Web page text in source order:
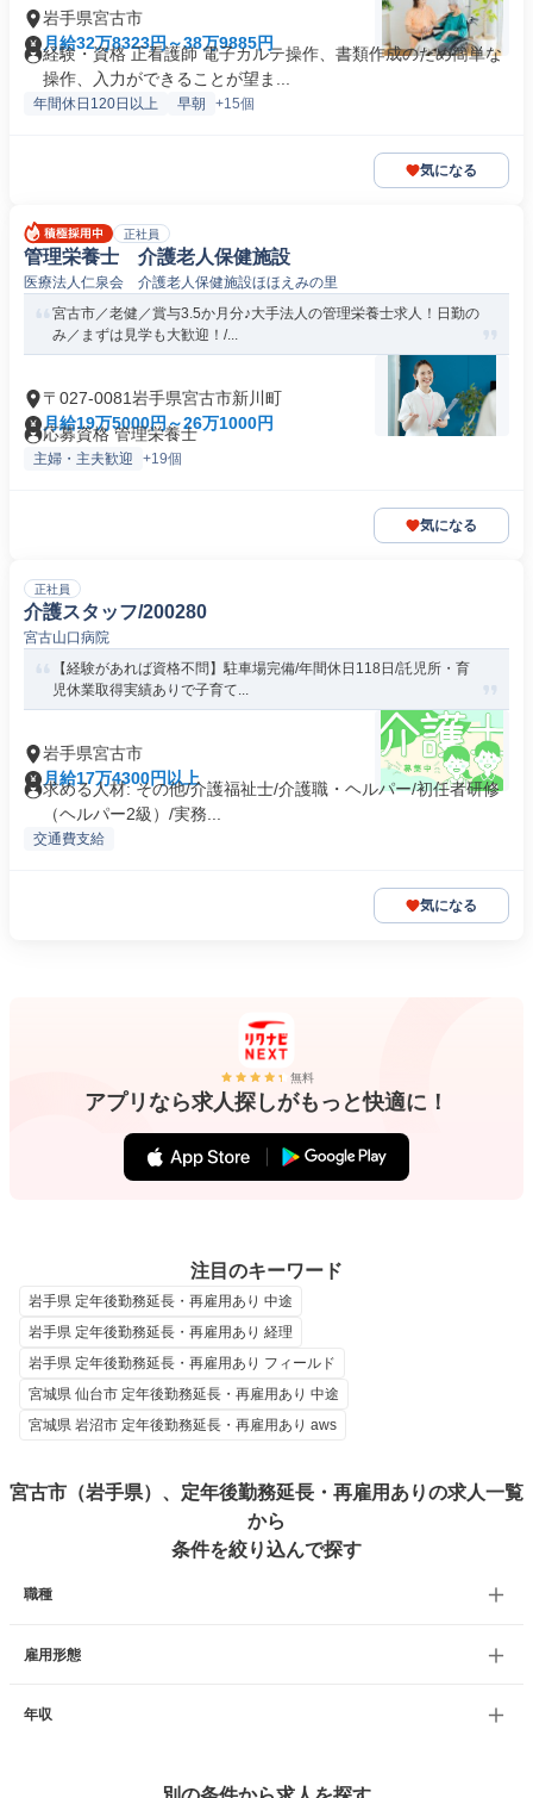
岩手県宮古市
月給32万8323円～38万9885円
経験・資格 正看護師 電子カルテ操作、書類作成のため簡単な
操作、入力ができることが望ま...
年間休日120日以上 早朝 +15個
気になる
正社員
管理栄養士 介護老人保健施設
医療法人仁泉会 介護老人保健施設ほほえみの里
宮古市／老健／賞与3.5か月分♪大手法人の管理栄養士求人！日勤の
み／まずは見学も大歓迎！/...
〒027-0081岩手県宮古市新川町
月給19万5000円～26万1000円
応募資格 管理栄養士
主婦・主夫歓迎 +19個
気になる
正社員
介護スタッフ/200280
宮古山口病院
【経験があれば資格不問】駐車場完備/年間休日118日/託児所・育
児休業取得実績ありで子育て...
岩手県宮古市
月給17万4300円以上
求める人材: その他/介護福祉士/介護職・ヘルパー/初任者研修
（ヘルパー2級）/実務...
交通費支給
気になる
無料
アプリなら求人探しがもっと快適に！
注目のキーワード
岩手県 定年後勤務延長・再雇用あり 中途
岩手県 定年後勤務延長・再雇用あり 経理
岩手県 定年後勤務延長・再雇用あり フィールド
宮城県 仙台市 定年後勤務延長・再雇用あり 中途
宮城県 岩沼市 定年後勤務延長・再雇用あり aws
宮古市（岩手県）、定年後勤務延長・再雇用ありの求人一覧
から
条件を絞り込んで探す
職種
雇用形態
年収